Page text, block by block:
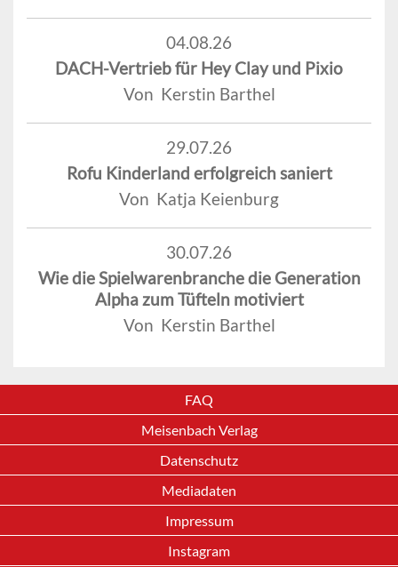
04.08.26
DACH-Vertrieb für Hey Clay und Pixio
Von Kerstin Barthel
29.07.26
Rofu Kinderland erfolgreich saniert
Von Katja Keienburg
30.07.26
Wie die Spielwarenbranche die Generation
Alpha zum Tüfteln motiviert
Von Kerstin Barthel
FAQ
Meisenbach Verlag
Datenschutz
Mediadaten
Impressum
Instagram